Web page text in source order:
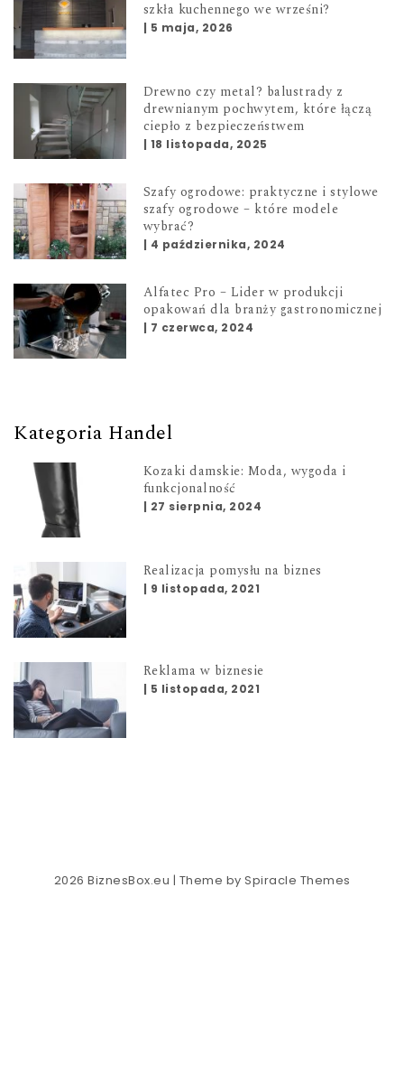
szkła kuchennego we wrześni?
| 5 maja, 2026
Drewno czy metal? balustrady z
drewnianym pochwytem, które łączą
ciepło z bezpieczeństwem
18 listopada, 2025
Szafy ogrodowe: praktyczne i stylowe
szafy ogrodowe – które modele
wybrać?
| 4 października, 2024
Alfatec Pro – Lider w produkcji
opakowań dla branży gastronomicznej
| 7 czerwca, 2024
Kategoria Handel
Kozaki damskie: Moda, wygoda i
funkcjonalność
| 27 sierpnia, 2024
Realizacja pomysłu na biznes
| 9 listopada, 2021
Reklama w biznesie
| 5 listopada, 2021
2026 BiznesBox.eu | Theme by Spiracle Themes